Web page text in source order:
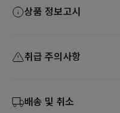
상품 정보고시
취급 주의사항
배송 및 취소